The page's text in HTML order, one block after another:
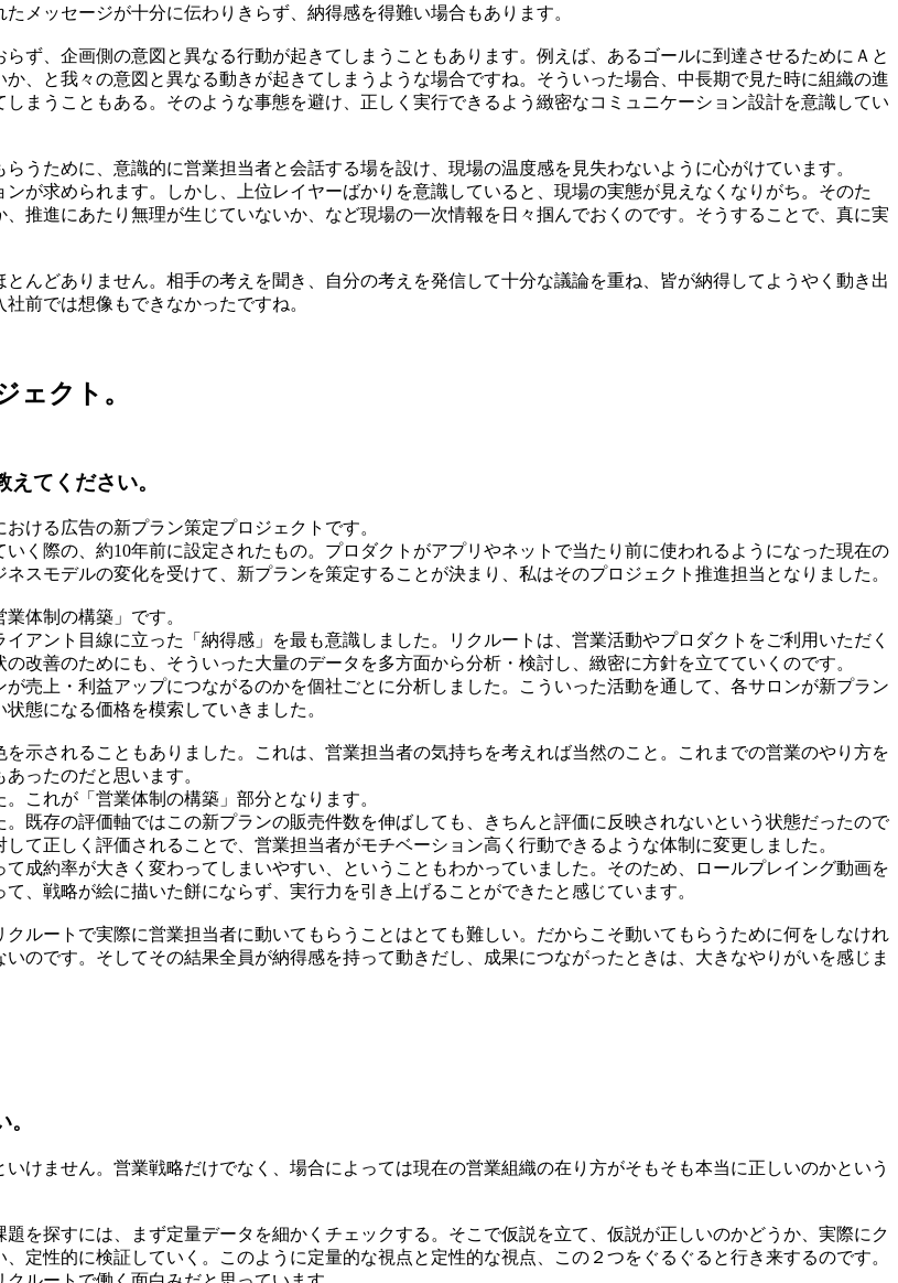
メッセージが十分に伝わりきらず、納得感を得難い場合もあります。
ず、企画側の意図と異なる行動が起きてしまうこともあります。例えば、あるゴールに到達させるためにＡと
、と我々の意図と異なる動きが起きてしまうような場合ですね。そういった場合、中長期で見た時に組織の進
まうこともある。そのような事態を避け、正しく実行できるよう緻密なコミュニケーション設計を意識してい
うために、意識的に営業担当者と会話する場を設け、現場の温度感を見失わないように心がけています。
が求められます。しかし、上位レイヤーばかりを意識していると、現場の実態が見えなくなりがち。そのた
推進にあたり無理が生じていないか、など現場の一次情報を日々掴んでおくのです。そうすることで、真に実
んどありません。相手の考えを聞き、自分の考えを発信して十分な議論を重ね、皆が納得してようやく動き出
前では想像もできなかったですね。
ェクト。
てください。
ける広告の新プラン策定プロジェクトです。
く際の、約10年前に設定されたもの。プロダクトがアプリやネットで当たり前に使われるようになった現在の
スモデルの変化を受けて、新プランを策定することが決まり、私はそのプロジェクト推進担当となりました。
体制の構築」です。
アント目線に立った「納得感」を最も意識しました。リクルートは、営業活動やプロダクトをご利用いただく
改善のためにも、そういった大量のデータを多方面から分析・検討し、緻密に方針を立てていくのです。
売上・利益アップにつながるのかを個社ごとに分析しました。こういった活動を通して、各サロンが新プラン
態になる価格を模索していきました。
示されることもありました。これは、営業担当者の気持ちを考えれば当然のこと。これまでの営業のやり方を
ったのだと思います。
これが「営業体制の構築」部分となります。
既存の評価軸ではこの新プランの販売件数を伸ばしても、きちんと評価に反映されないという状態だったので
て正しく評価されることで、営業担当者がモチベーション高く行動できるような体制に変更しました。
成約率が大きく変わってしまいやすい、ということもわかっていました。そのため、ロールプレイング動画を
、戦略が絵に描いた餅にならず、実行力を引き上げることができたと感じています。
ルートで実際に営業担当者に動いてもらうことはとても難しい。だからこそ動いてもらうために何をしなけれ
のです。そしてその結果全員が納得感を持って動きだし、成果につながったときは、大きなやりがいを感じま
けません。営業戦略だけでなく、場合によっては現在の営業組織の在り方がそもそも本当に正しいのかという
を探すには、まず定量データを細かくチェックする。そこで仮説を立て、仮説が正しいのかどうか、実際にク
定性的に検証していく。このように定量的な視点と定性的な視点、この２つをぐるぐると行き来するのです。